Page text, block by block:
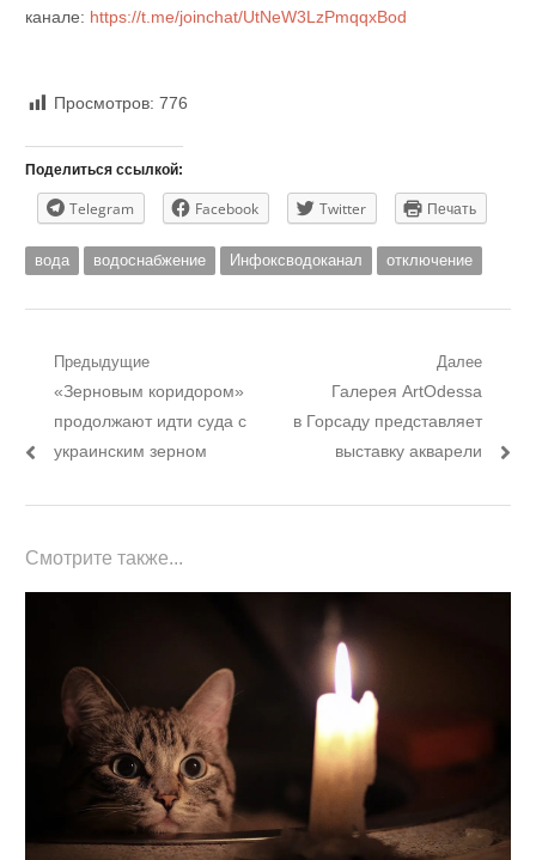
канале: https://t.me/joinchat/UtNeW3LzPmqqxBod
Просмотров: 776
Поделиться ссылкой:
Telegram Facebook Twitter Печать
вода водоснабжение Инфоксводоканал отключение
Навигация
записям
Предыдущие
Предыдущий
пост:
«Зерновым коридором»
продолжают идти суда с
украинским зерном
Далее
Следующий
пост:
Галерея ArtOdessa
в Горсаду представляет
выставку акварели
Смотрите также...